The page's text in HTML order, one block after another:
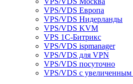
VPS/VDS Европа
VPS/VDS Нидерланды
VPS/VDS KVM
VPS 1С-Битрикс
VPS/VDS ispmanager
VPS/VDS для VPN
VPS/VDS посуточно
VPS/VDS с увеличенным